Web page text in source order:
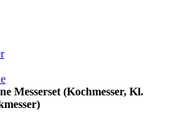
Messerset (Kochmesser, Kl.